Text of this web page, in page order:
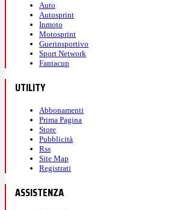
Auto
Autosprint
Inmoto
Motosprint
Guerinsportivo
Sport Network
Fantacup
UTILITY
Abbonamenti
Prima Pagina
Store
Pubblicità
Rss
Site Map
Registrati
ASSISTENZA